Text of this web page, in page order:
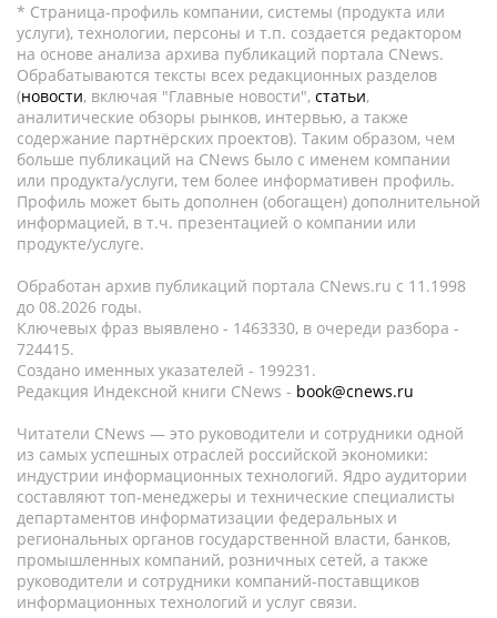
* Страница-профиль компании, системы (продукта или
услуги), технологии, персоны и т.п. создается редактором
на основе анализа архива публикаций портала CNews.
Обрабатываются тексты всех редакционных разделов
(новости, включая "Главные новости", статьи,
аналитические обзоры рынков, интервью, а также
содержание партнёрских проектов). Таким образом, чем
больше публикаций на CNews было с именем компании
или продукта/услуги, тем более информативен профиль.
Профиль может быть дополнен (обогащен) дополнительной
информацией, в т.ч. презентацией о компании или
продукте/услуге.
Обработан архив публикаций портала CNews.ru c 11.1998
до 08.2026 годы.
Ключевых фраз выявлено - 1463330, в очереди разбора -
724415.
Создано именных указателей - 199231.
Редакция Индексной книги CNews - book@cnews.ru
Читатели CNews — это руководители и сотрудники одной
из самых успешных отраслей российской экономики:
индустрии информационных технологий. Ядро аудитории
составляют топ-менеджеры и технические специалисты
департаментов информатизации федеральных и
региональных органов государственной власти, банков,
промышленных компаний, розничных сетей, а также
руководители и сотрудники компаний-поставщиков
информационных технологий и услуг связи.